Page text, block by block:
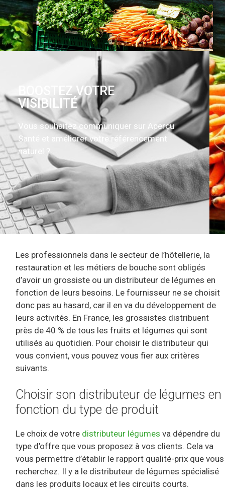
BOOSTEZ VOTRE
VISIBILITÉ
Vous souhaitez communiquer sur Aperçu
Santé et améliorer votre référencement
naturel ?
Les professionnels dans le secteur de l’hôtellerie, la
restauration et les métiers de bouche sont obligés
d’avoir un grossiste ou un distributeur de légumes en
fonction de leurs besoins. Le fournisseur ne se choisit
donc pas au hasard, car il en va du développement de
leurs activités. En France, les grossistes distribuent
près de 40 % de tous les fruits et légumes qui sont
utilisés au quotidien. Pour choisir le distributeur qui
vous convient, vous pouvez vous fier aux critères
suivants.
Choisir son distributeur de légumes en
fonction du type de produit
Le choix de votre distributeur légumes va dépendre du
type d’offre que vous proposez à vos clients. Cela va
vous permettre d’établir le rapport qualité-prix que vous
recherchez. Il y a le distributeur de légumes spécialisé
dans les produits locaux et les circuits courts.